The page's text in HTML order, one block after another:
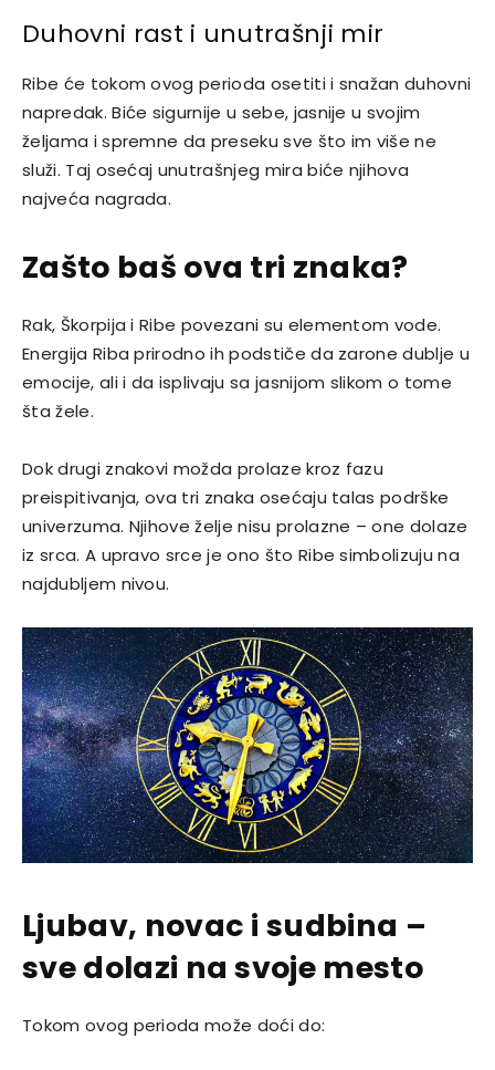
Duhovni rast i unutrašnji mir
Ribe će tokom ovog perioda osetiti i snažan duhovni
napredak. Biće sigurnije u sebe, jasnije u svojim
željama i spremne da preseku sve što im više ne
služi. Taj osećaj unutrašnjeg mira biće njihova
najveća nagrada.
Zašto baš ova tri znaka?
Rak, Škorpija i Ribe povezani su elementom vode.
Energija Riba prirodno ih podstiče da zarone dublje u
emocije, ali i da isplivaju sa jasnijom slikom o tome
šta žele.
Dok drugi znakovi možda prolaze kroz fazu
preispitivanja, ova tri znaka osećaju talas podrške
univerzuma. Njihove želje nisu prolazne – one dolaze
iz srca. A upravo srce je ono što Ribe simbolizuju na
najdubljem nivou.
Ljubav, novac i sudbina –
sve dolazi na svoje mesto
Tokom ovog perioda može doći do: